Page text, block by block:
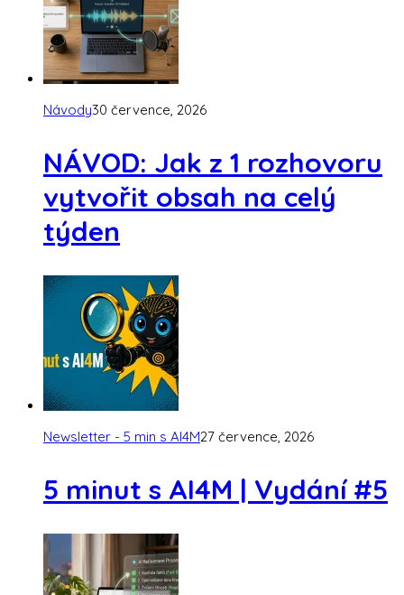
Návody30 července, 2026
NÁVOD: Jak z 1 rozhovoru
vytvořit obsah na celý
týden
Newsletter - 5 min s AI4M27 července, 2026
5 minut s AI4M | Vydání #5